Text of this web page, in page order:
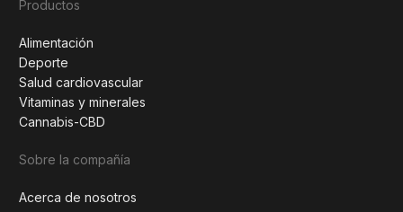
Productos
Alimentación
Deporte
Salud cardiovascular
Vitaminas y minerales
Cannabis-CBD
Sobre la compañía
Acerca de nosotros